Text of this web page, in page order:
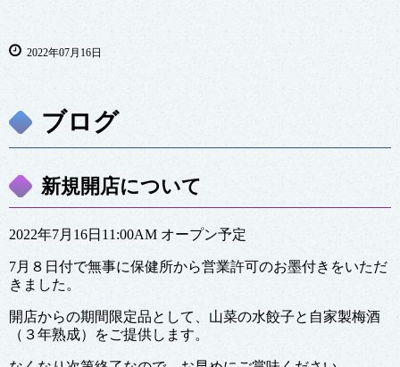
2022年07月16日
ブログ
新規開店について
2022年7月16日11:00AM オープン予定
7月８日付で無事に保健所から営業許可のお墨付きをいただ
きました。
開店からの期間限定品として、山菜の水餃子と自家製梅酒
（３年熟成）をご提供します。